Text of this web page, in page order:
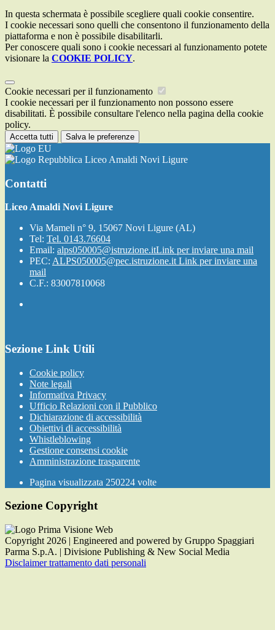
In questa schermata è possibile scegliere quali cookie consentire.
I cookie necessari sono quelli che consentono il funzionamento della
piattaforma e non è possibile disabilitarli.
Per conoscere quali sono i cookie necessari al funzionamento potete
visionare la COOKIE POLICY.
Cookie necessari per il funzionamento
I cookie necessari per il funzionamento non possono essere
disabilitati. È possibile consultare l'elenco nella pagina della cookie
policy.
Accetta tutti Salva le preferenze
Liceo Amaldi Novi Ligure
Contatti
Liceo Amaldi Novi Ligure
Via Mameli n° 9, 15067 Novi Ligure (AL)
Tel: Tel. 0143.76604
Email: alps050005@istruzione.itLink per inviare una mail
PEC: ALPS050005@pec.istruzione.it Link per inviare una
mail
C.F.: 83007810068
Sezione Link Utili
Cookie policy
Note legali
Informativa Privacy
Ufficio Relazioni con il Pubblico
Dichiarazione di accessibilità
Obiettivi di accessibilità
Whistleblowing
Gestione consensi cookie
Amministrazione trasparente
Pagina visualizzata 250224 volte
Sezione Copyright
Copyright 2026 | Engineered and powered by Gruppo Spaggiari
Parma S.p.A. | Divisione Publishing & New Social Media
Disclaimer trattamento dati personali